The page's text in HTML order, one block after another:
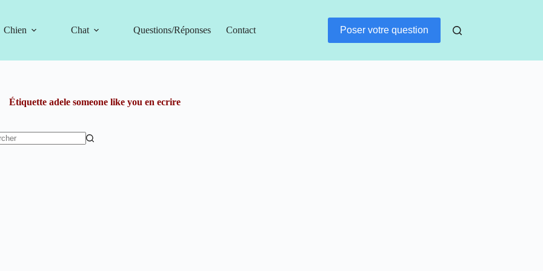
Chien Chat Questions/Réponses Contact Poser votre question
Étiquette adele someone like you en ecrire